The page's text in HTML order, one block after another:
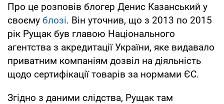
Про це розповів блогер Денис Казанський у
своєму блозі. Він уточнив, що з 2013 по 2015
рік Рущак був главою Національного
агентства з акредитації України, яке видавало
приватним компаніям дозвіл на діяльність
щодо сертифікації товарів за нормами ЄС.
Згідно з даними слідства, Рущак там